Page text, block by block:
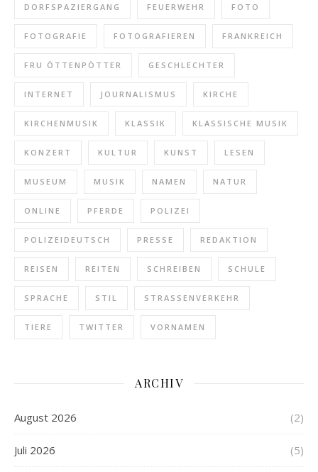
DORFSPAZIERGANG FEUERWEHR FOTO
FOTOGRAFIE FOTOGRAFIEREN FRANKREICH
FRU ÖTTENPÖTTER GESCHLECHTER
INTERNET JOURNALISMUS KIRCHE
KIRCHENMUSIK KLASSIK KLASSISCHE MUSIK
KONZERT KULTUR KUNST LESEN
MUSEUM MUSIK NAMEN NATUR
ONLINE PFERDE POLIZEI
POLIZEIDEUTSCH PRESSE REDAKTION
REISEN REITEN SCHREIBEN SCHULE
SPRACHE STIL STRASSENVERKEHR
TIERE TWITTER VORNAMEN
ARCHIV
August 2026 (2)
Juli 2026 (5)